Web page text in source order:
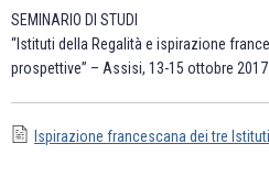
SEMINARIO DI STUDI
“Istituti della Regalità e ispirazione
prospettive” – Assisi, 13-15 ottobre 2017
Ispirazione francescana dei tre